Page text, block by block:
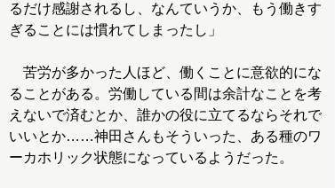
るだけ感謝されるし、なんていうか、もう働きす
ぎることには慣れてしまったし」
苦労が多かった人ほど、働くことに意欲的にな
ることがある。労働している間は余計なことを考
えないで済むとか、誰かの役に立てるならそれで
いいとか……神田さんもそういった、ある種のワ
ーカホリック状態になっているようだった。